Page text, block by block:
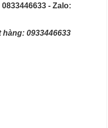
- Zalo:
0933446633